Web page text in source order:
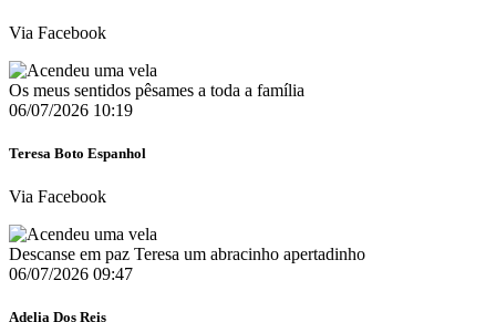
Via Facebook
Os meus sentidos pêsames a toda a família
06/07/2026 10:19
Teresa Boto Espanhol
Via Facebook
Descanse em paz Teresa um abracinho apertadinho
06/07/2026 09:47
Adelia Dos Reis